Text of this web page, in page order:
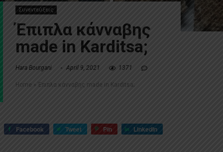
Συνεντεύξεις
Έπιπλα κάνναβης
made in Karditsa;
Hara Bourgani April 9, 2021 1371
Home » Έπιπλα κάνναβης made in Karditsa;
Facebook Tweet Pin LinkedIn